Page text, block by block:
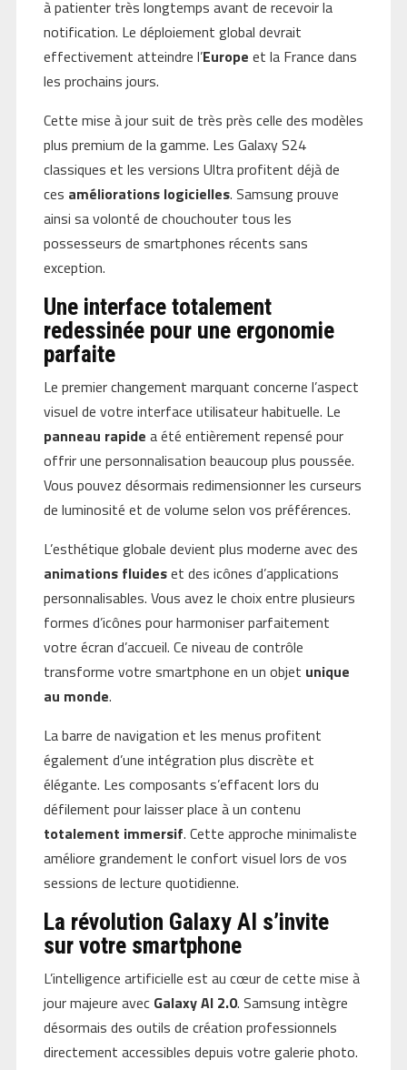
à patienter très longtemps avant de recevoir la
notification. Le déploiement global devrait
effectivement atteindre l’Europe et la France dans
les prochains jours.
Cette mise à jour suit de très près celle des modèles
plus premium de la gamme. Les Galaxy S24
classiques et les versions Ultra profitent déjà de
ces améliorations logicielles. Samsung prouve
ainsi sa volonté de chouchouter tous les
possesseurs de smartphones récents sans
exception.
Une interface totalement
redessinée pour une ergonomie
parfaite
Le premier changement marquant concerne l’aspect
visuel de votre interface utilisateur habituelle. Le
panneau rapide a été entièrement repensé pour
offrir une personnalisation beaucoup plus poussée.
Vous pouvez désormais redimensionner les curseurs
de luminosité et de volume selon vos préférences.
L’esthétique globale devient plus moderne avec des
animations fluideset des icônes d’applications
personnalisables. Vous avez le choix entre plusieurs
formes d’icônes pour harmoniser parfaitement
votre écran d’accueil. Ce niveau de contrôle
transforme votre smartphone en un objet unique
au monde.
La barre de navigation et les menus profitent
également d’une intégration plus discrète et
élégante. Les composants s’effacent lors du
défilement pour laisser place à un contenu
totalement immersif. Cette approche minimaliste
améliore grandement le confort visuel lors de vos
sessions de lecture quotidienne.
La révolution Galaxy AI s’invite
sur votre smartphone
L’intelligence artificielle est au cœur de cette mise à
jour majeure avec Galaxy AI 2.0. Samsung intègre
désormais des outils de création professionnels
directement accessibles depuis votre galerie photo.